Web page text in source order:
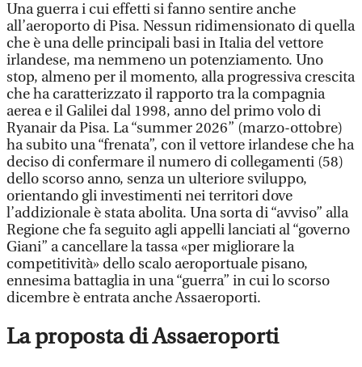
Una guerra i cui effetti si fanno sentire anche
all’aeroporto di Pisa. Nessun ridimensionato di quella
che è una delle principali basi in Italia del vettore
irlandese, ma nemmeno un potenziamento. Uno
stop, almeno per il momento, alla progressiva crescita
che ha caratterizzato il rapporto tra la compagnia
aerea e il Galilei dal 1998, anno del primo volo di
Ryanair da Pisa. La “summer 2026” (marzo-ottobre)
ha subito una “frenata”, con il vettore irlandese che ha
deciso di confermare il numero di collegamenti (58)
dello scorso anno, senza un ulteriore sviluppo,
orientando gli investimenti nei territori dove
l’addizionale è stata abolita. Una sorta di “avviso” alla
Regione che fa seguito agli appelli lanciati al “governo
Giani” a cancellare la tassa «per migliorare la
competitività» dello scalo aeroportuale pisano,
ennesima battaglia in una “guerra” in cui lo scorso
dicembre è entrata anche Assaeroporti.
La proposta di Assaeroporti